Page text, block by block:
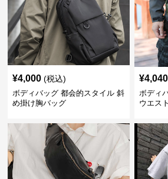
¥4,000 (税込)
ボディバッグ 都会的スタイル 斜
め掛け胸バッグ
¥4,040
ボディ
ウエス